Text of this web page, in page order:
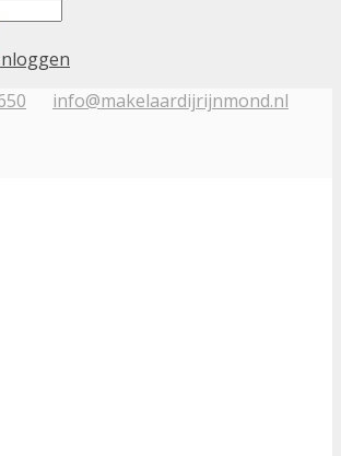
info@makelaardijrijnmond.nl